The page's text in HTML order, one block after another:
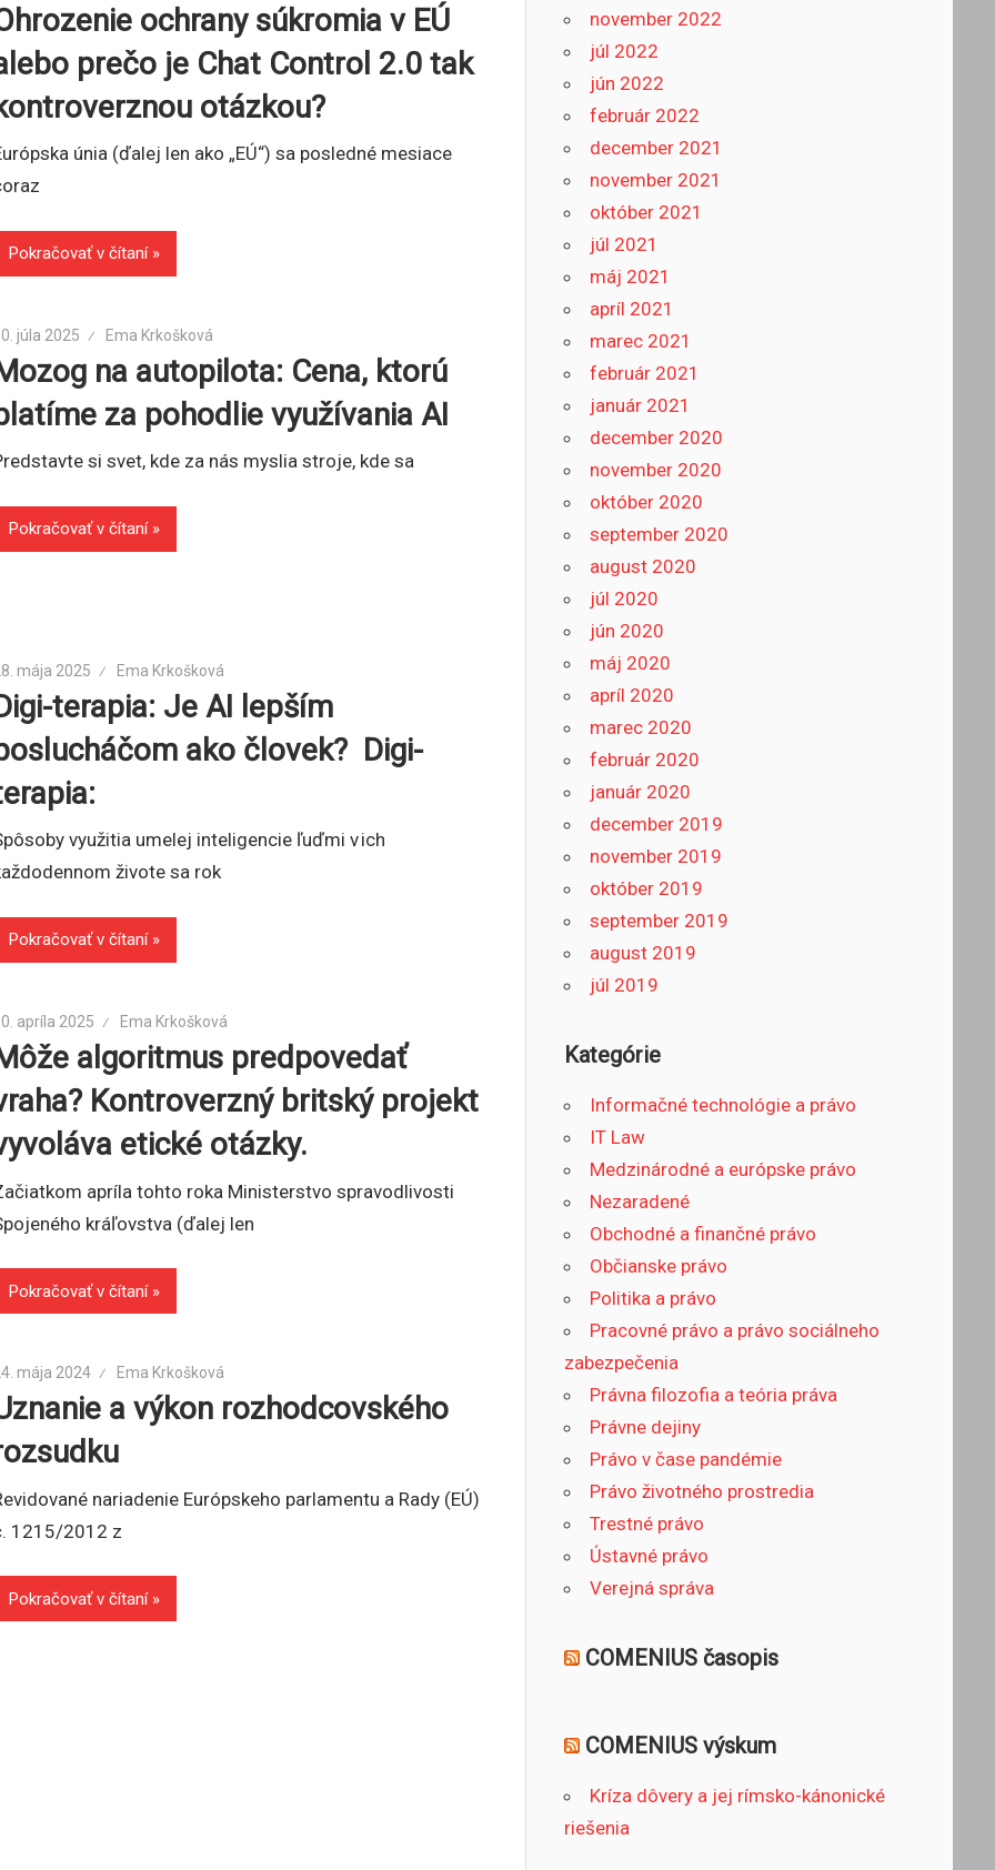
ochrany súkromia v EÚ
prečo je Chat Control 2.0 tak
otázkou?
únia (ďalej len ako „EÚ“) sa posledné mesiace
Pokračovať v čítaní
júla 2025 Ema Krkošková
na autopilota: Cena, ktorú
za pohodlie využívania AI
si svet, kde za nás myslia stroje, kde sa
Pokračovať v čítaní
mája 2025 Ema Krkošková
terapia: Je AI lepším
ako človek? Digi-
využitia umelej inteligencie ľuďmi v ich
živote sa rok
Pokračovať v čítaní
apríla 2025 Ema Krkošková
algoritmus predpovedať
Kontroverzný britský projekt
etické otázky.
apríla tohto roka Ministerstvo spravodlivosti
kráľovstva (ďalej len
Pokračovať v čítaní
mája 2024 Ema Krkošková
a výkon rozhodcovského
nariadenie Európskeho parlamentu a Rady (EÚ)
1215/2012 z
Pokračovať v čítaní
november 2022
júl 2022
jún 2022
február 2022
december 2021
november 2021
október 2021
júl 2021
máj 2021
apríl 2021
marec 2021
február 2021
január 2021
december 2020
november 2020
október 2020
september 2020
august 2020
júl 2020
jún 2020
máj 2020
apríl 2020
marec 2020
február 2020
január 2020
december 2019
november 2019
október 2019
september 2019
august 2019
júl 2019
Kategórie
Informačné technológie a právo
IT Law
Medzinárodné a európske právo
Nezaradené
Obchodné a finančné právo
Občianske právo
Politika a právo
Pracovné právo a právo sociálneho
zabezpečenia
Právna filozofia a teória práva
Právne dejiny
Právo v čase pandémie
Právo životného prostredia
Trestné právo
Ústavné právo
Verejná správa
COMENIUS časopis
COMENIUS výskum
Kríza dôvery a jej rímsko-kánonické
riešenia